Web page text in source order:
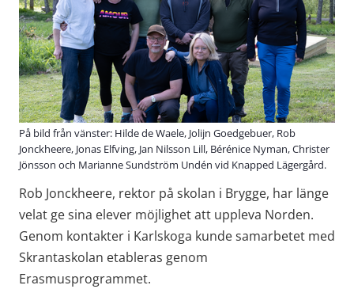
På bild från vänster: Hilde de Waele, Jolijn Goedgebuer, Rob
Jonckheere, Jonas Elfving, Jan Nilsson Lill, Bérénice Nyman, Christer
Jönsson och Marianne Sundström Undén vid Knapped Lägergård.
Rob Jonckheere, rektor på skolan i Brygge, har länge
velat ge sina elever möjlighet att uppleva Norden.
Genom kontakter i Karlskoga kunde samarbetet med
Skrantaskolan etableras genom
Erasmusprogrammet.